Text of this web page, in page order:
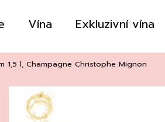
Vína Exkluzivní vína
1,5 l, Champagne Christophe Mignon
Co potřebujete najít?